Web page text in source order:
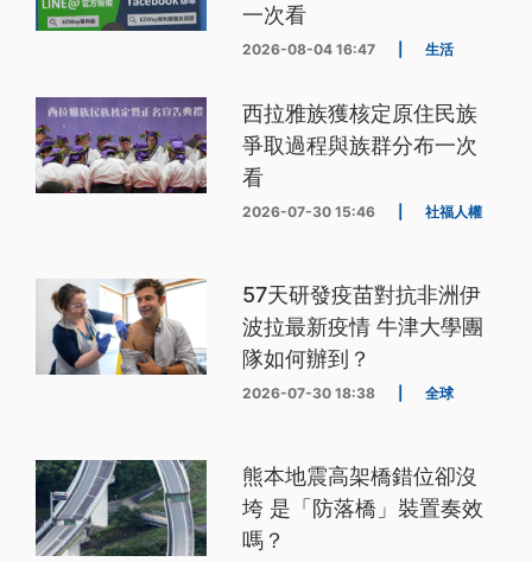
一次看
2026-08-04 16:47 生活
西拉雅族獲核定原住民族
爭取過程與族群分布一次
看
2026-07-30 15:46 社福人權
57天研發疫苗對抗非洲伊
波拉最新疫情 牛津大學團
隊如何辦到？
2026-07-30 18:38 全球
熊本地震高架橋錯位卻沒
垮 是「防落橋」裝置奏效
嗎？